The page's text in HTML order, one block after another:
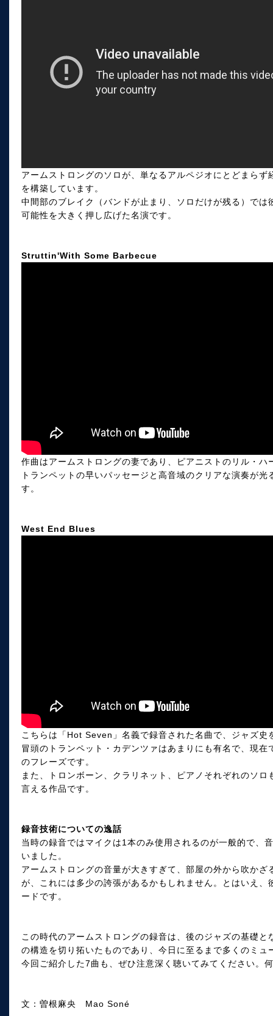
アームストロングのソロが、単なるアルペジオにとどまら
を構築しています。
中間部のブレイク（バンドが止まり、ソロだけが残る）で
可能性を大きく押し広げた名演です。
Struttin'With Some Barbecue
作曲はアームストロングの妻であり、ピアニストのリル・ハ
トランペットの早いパッセージと高音域のクリアな演奏が
す。
West End Blues
こちらは「Hot Seven」名義で録音された名曲で、ジャズ史
冒頭のトランペット・カデンツァはあまりにも有名で、現
のフレーズです。
また、トロンボーン、クラリネット、ピアノそれぞれのソ
言える作品です。
録音技術についての逸話
当時の録音ではマイクは1本のみ使用されるのが一般的で、
いました。
アームストロングの音量が大きすぎて、部屋の外から吹か
が、これには多少の誇張があるかもしれません。とはいえ
ードです。
この時代のアームストロングの録音は、後のジャズの基礎
の構造を切り拓いたものであり、今日に至るまで多くのミ
今回ご紹介した7曲も、ぜひ注意深く聴いてみてください。
文：曽根麻央 Mao Soné